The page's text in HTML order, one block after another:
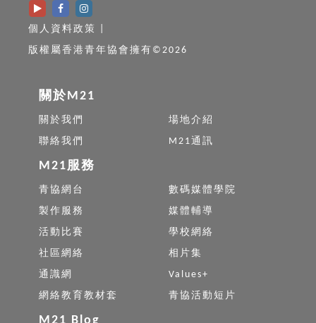
個人資料政策
版權屬香港青年協會擁有©2026
關於M21
關於我們
場地介紹
聯絡我們
M21通訊
M21服務
青協網台
數碼媒體學院
製作服務
媒體輔導
活動比賽
學校網絡
社區網絡
相片集
通識網
Values+
網絡教育教材套
青協活動短片